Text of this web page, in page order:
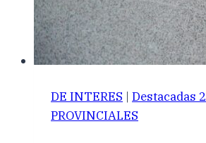
DE INTERES | Destacadas 2
PROVINCIALES